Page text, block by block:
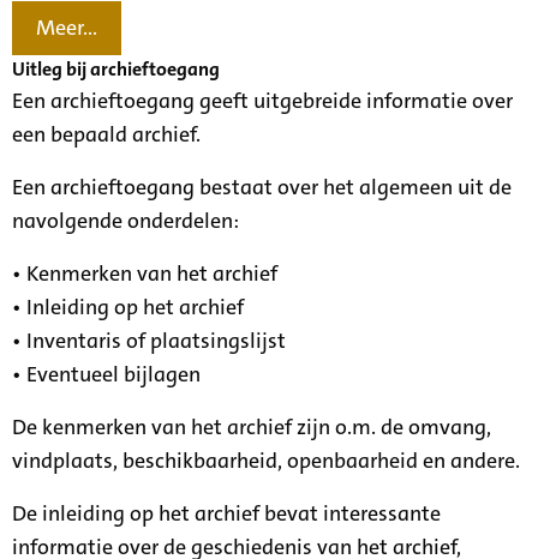
Meer...
Uitleg bij archieftoegang
Een archieftoegang geeft uitgebreide informatie over
een bepaald archief.
Een archieftoegang bestaat over het algemeen uit de
navolgende onderdelen:
• Kenmerken van het archief
• Inleiding op het archief
• Inventaris of plaatsingslijst
• Eventueel bijlagen
De kenmerken van het archief zijn o.m. de omvang,
vindplaats, beschikbaarheid, openbaarheid en andere.
De inleiding op het archief bevat interessante
informatie over de geschiedenis van het archief,